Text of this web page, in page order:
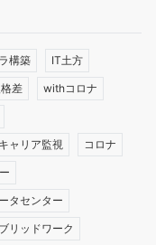
構築 IT土方
差 withコロナ
キャリア監視 コロナ
タセンター
リッドワーク